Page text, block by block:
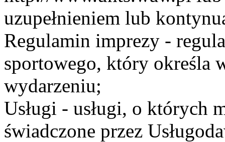
uzupełnieniem lub
Regulamin imprezy -
sportowego, który określa
wydarzeniu;
Usługi - usługi, o których
świadczone przez